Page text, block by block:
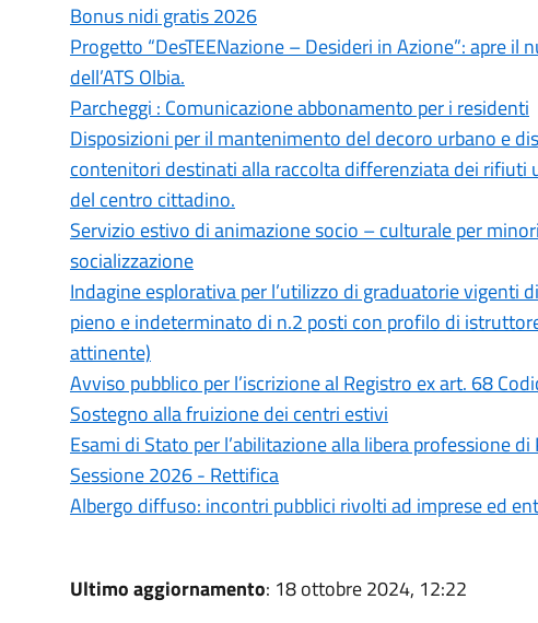
Bonus nidi gratis 2026
Progetto “DesTEENazione – Desideri in Azione”: apre
dell’ATS Olbia.
Parcheggi : Comunicazione abbonamento per i residenti
Disposizioni per il mantenimento del decoro urbano e
contenitori destinati alla raccolta differenziata dei
del centro cittadino.
Servizio estivo di animazione socio – culturale per
socializzazione
Indagine esplorativa per l’utilizzo di graduatorie vigenti
pieno e indeterminato di n.2 posti con profilo di
attinente)
Avviso pubblico per l’iscrizione al Registro ex art. 68
Sostegno alla fruizione dei centri estivi
Esami di Stato per l’abilitazione alla libera professione
Sessione 2026 - Rettifica
Albergo diffuso: incontri pubblici rivolti ad imprese ed
Ultimo aggiornamento: 18 ottobre 2024, 12:22